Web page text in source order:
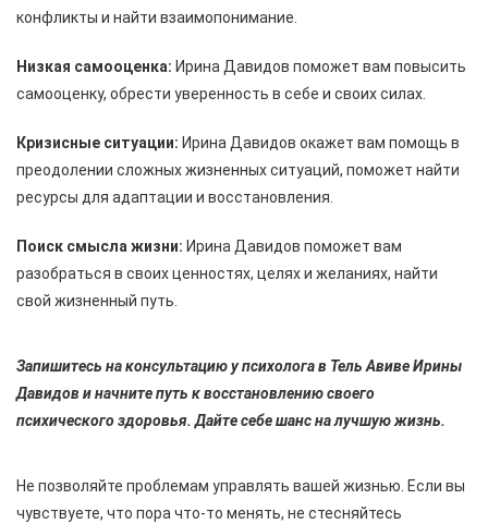
конфликты и найти взаимопонимание.
Низкая самооценка: Ирина Давидов поможет вам повысить
самооценку, обрести уверенность в себе и своих силах.
Кризисные ситуации: Ирина Давидов окажет вам помощь в
преодолении сложных жизненных ситуаций, поможет найти
ресурсы для адаптации и восстановления.
Поиск смысла жизни: Ирина Давидов поможет вам
разобраться в своих ценностях, целях и желаниях, найти
свой жизненный путь.
Запишитесь на консультацию у психолога в Тель Авиве Ирины
Давидов и начните путь к восстановлению своего
психического здоровья. Дайте себе шанс на лучшую жизнь.
Не позволяйте проблемам управлять вашей жизнью. Если вы
чувствуете, что пора что-то менять, не стесняйтесь